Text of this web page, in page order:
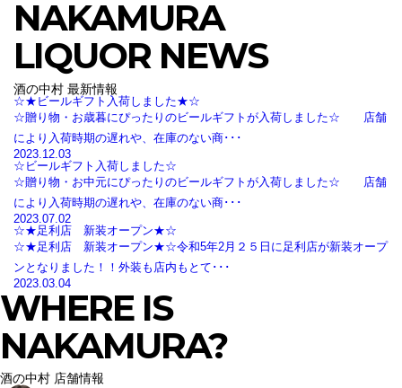
NAKAMURA
LIQUOR NEWS
酒の中村 最新情報
☆★ビールギフト入荷しました★☆
☆贈り物・お歳暮にぴったりのビールギフトが入荷しました☆ 店舗
により入荷時期の遅れや、在庫のない商･･･
2023.12.03
☆ビールギフト入荷しました☆
☆贈り物・お中元にぴったりのビールギフトが入荷しました☆ 店舗
により入荷時期の遅れや、在庫のない商･･･
2023.07.02
☆★足利店 新装オープン★☆
☆★足利店 新装オープン★☆令和5年2月２５日に足利店が新装オープ
ンとなりました！！外装も店内もとて･･･
2023.03.04
WHERE IS
NAKAMURA?
酒の中村 店舗情報